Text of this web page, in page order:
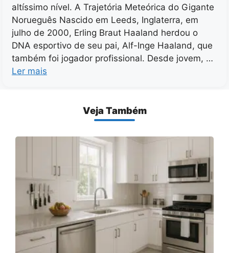
altíssimo nível. A Trajetória Meteórica do Gigante
Norueguês Nascido em Leeds, Inglaterra, em
julho de 2000, Erling Braut Haaland herdou o
DNA esportivo de seu pai, Alf-Inge Haaland, que
também foi jogador profissional. Desde jovem, …
Ler mais
Veja Também